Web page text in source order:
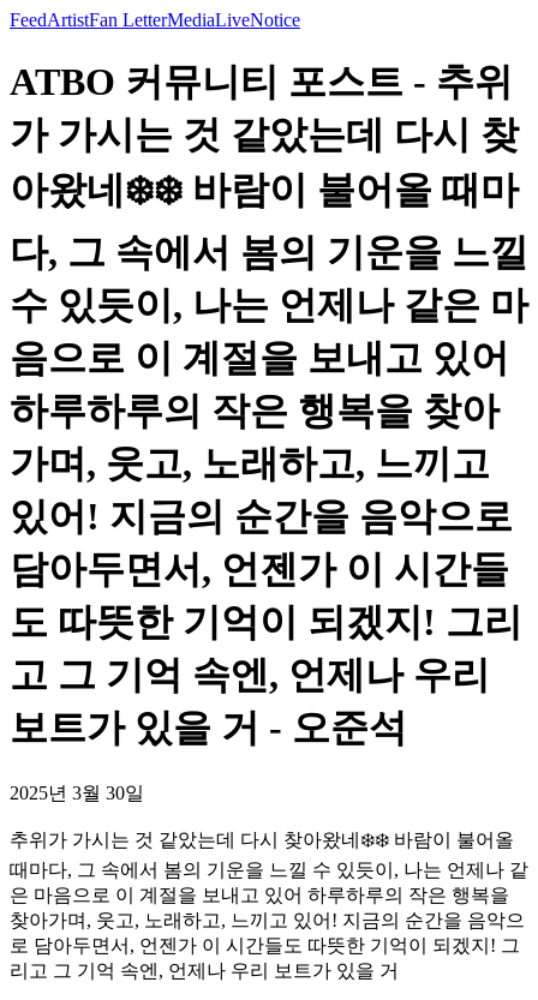
FeedArtistFan LetterMediaLiveNotice
ATBO 커뮤니티 포스트 - 추위
가 가시는 것 같았는데 다시 찾
아왔네❄️❄️ 바람이 불어올 때마
다, 그 속에서 봄의 기운을 느낄
수 있듯이, 나는 언제나 같은 마
음으로 이 계절을 보내고 있어
하루하루의 작은 행복을 찾아
가며, 웃고, 노래하고, 느끼고
있어! 지금의 순간을 음악으로
담아두면서, 언젠가 이 시간들
도 따뜻한 기억이 되겠지! 그리
고 그 기억 속엔, 언제나 우리
보트가 있을 거 - 오준석
2025년 3월 30일
추위가 가시는 것 같았는데 다시 찾아왔네❄️❄️ 바람이 불어올
때마다, 그 속에서 봄의 기운을 느낄 수 있듯이, 나는 언제나 같
은 마음으로 이 계절을 보내고 있어 하루하루의 작은 행복을
찾아가며, 웃고, 노래하고, 느끼고 있어! 지금의 순간을 음악으
로 담아두면서, 언젠가 이 시간들도 따뜻한 기억이 되겠지! 그
리고 그 기억 속엔, 언제나 우리 보트가 있을 거